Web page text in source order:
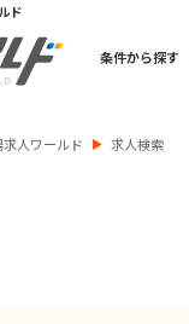
ド
条件から探す
人ワールド 求人検索